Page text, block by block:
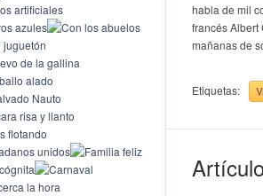
habla de mil
francés Albert
mañanas de
Etiquetas: